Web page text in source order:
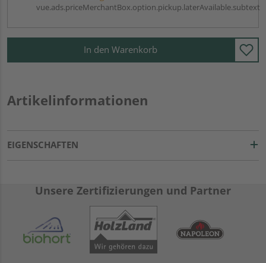
vue.ads.priceMerchantBox.option.pickup.laterAvailable.subtext
In den Warenkorb
Artikelinformationen
EIGENSCHAFTEN
Unsere Zertifizierungen und Partner